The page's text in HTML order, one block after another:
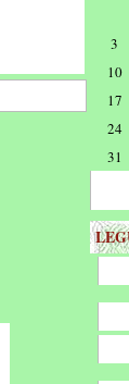
3
10
17
24
31